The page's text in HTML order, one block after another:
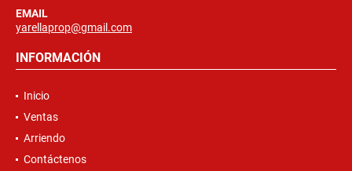
EMAIL
yarellaprop@gmail.com
INFORMACIÓN
Inicio
Ventas
Arriendo
Contáctenos